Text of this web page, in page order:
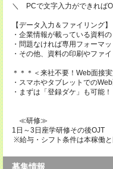
＼ PCで文字入力ができれば
【データ入力＆ファイリング】
・企業情報が載っている資料
・問題なければ専用フォーマ
・その他、資料の印刷やファ
＊＊＊＜来社不要！Web面接
・スマホやタブレットでの
・まずは「登録ダケ」も可能！
≪研修≫
1日～3日座学研修その後OJT
※給与・シフト条件は本稼働
募集情報